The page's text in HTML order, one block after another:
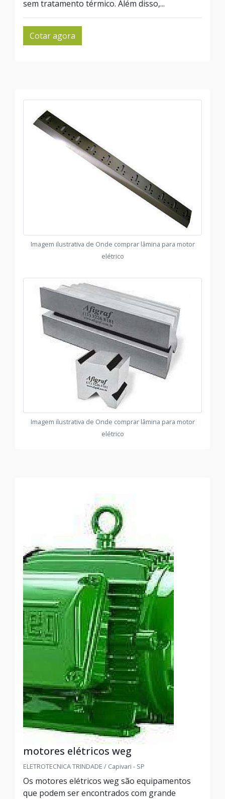
sem tratamento térmico. Além disso,...
Cotar agora
Imagem ilustrativa de Onde comprar lâmina para motor
elétrico
Imagem ilustrativa de Onde comprar lâmina para motor
elétrico
motores elétricos weg
ELETROTECNICA TRINDADE / Capivari - SP
Os motores elétricos weg são equipamentos
que podem ser encontrados com grande